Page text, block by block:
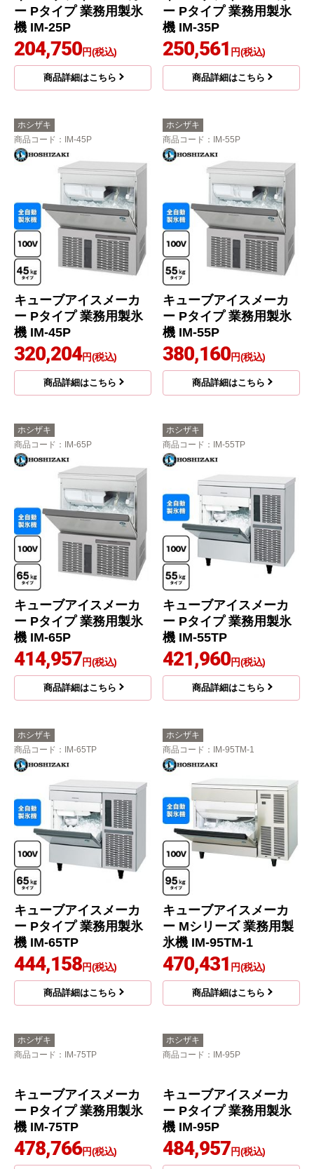
ー Pタイプ 業務用製氷
機 IM-25P
204,750円(税込)
商品詳細はこちら
ー Pタイプ 業務用製氷
機 IM-35P
250,561 円(税込)
商品詳細はこちら
ホシザキ
商品コード ：IM-45P
キューブアイスメーカ
ー Pタイプ 業務用製氷
機 IM-45P
320,204円(税込)
商品詳細はこちら
ホシザキ
商品コード ：IM-55P
キューブアイスメーカ
ー Pタイプ 業務用製氷
機 IM-55P
380,160円(税込)
商品詳細はこちら
ホシザキ
商品コード ：IM-65P
キューブアイスメーカ
ー Pタイプ 業務用製氷
機 IM-65P
414,957円(税込)
商品詳細はこちら
ホシザキ
商品コード ：IM-55TP
キューブアイスメーカ
ー Pタイプ 業務用製氷
機 IM-55TP
421,960円(税込)
商品詳細はこちら
ホシザキ
商品コード ：IM-65TP
キューブアイスメーカ
ー Pタイプ 業務用製氷
機 IM-65TP
444,158円(税込)
商品詳細はこちら
ホシザキ
商品コード ：IM-95TM-1
キューブアイスメーカ
ー Mシリーズ 業務用製
氷機 IM-95TM-1
470,431 円(税込)
商品詳細はこちら
ホシザキ
商品コード ：IM-75TP
ホシザキ
商品コード ：IM-95P